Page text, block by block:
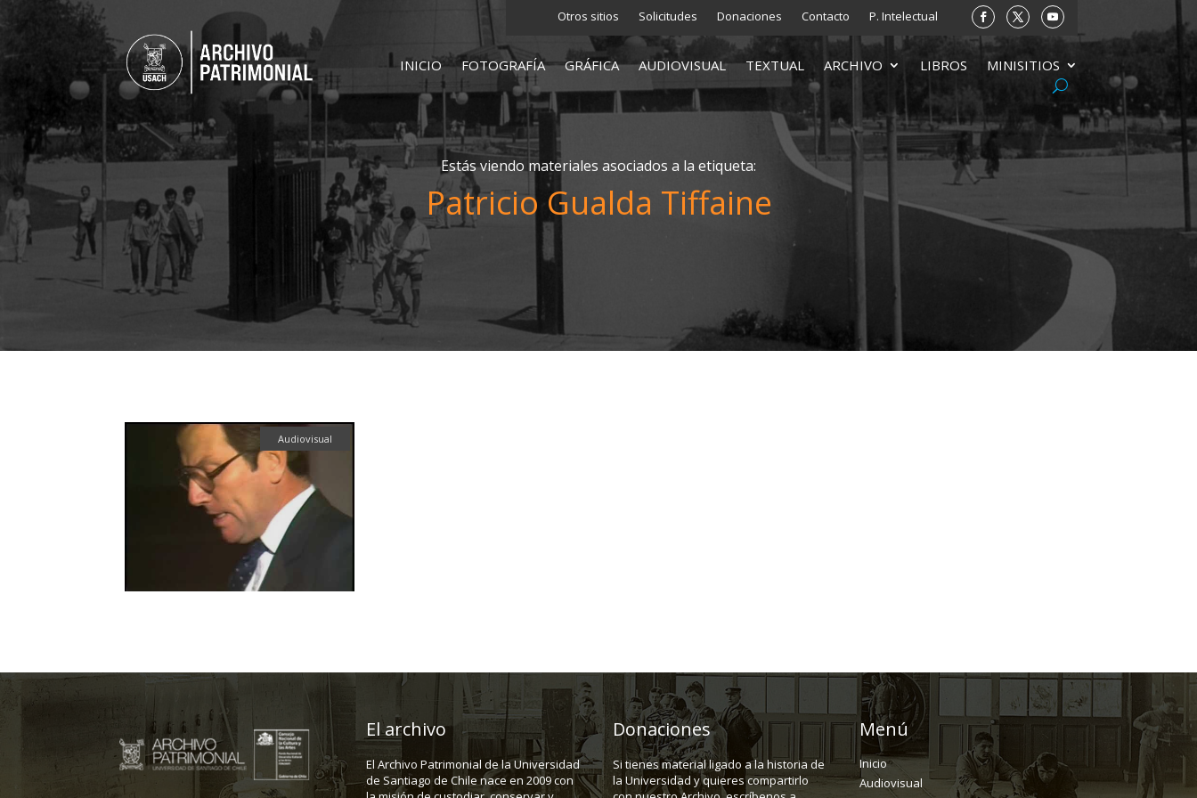
Otros sitios Solicitudes Donaciones Contacto P. Intelectual
INICIO FOTOGRAFÍA GRÁFICA AUDIOVISUAL TEXTUAL ARCHIVO LIBROS MINISITIOS
Estás viendo materiales asociados a la etiqueta:
Patricio Gualda Tiffaine
Audiovisual
El archivo
El Archivo Patrimonial de la Universidad
de Santiago de Chile nace en 2009 con
Donaciones
Si tienes material ligado a la historia de
la Universidad y quieres compartirlo
Menú
Inicio
Audiovisual